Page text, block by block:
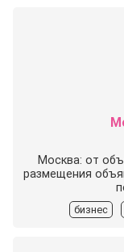
Москва: от
размещения
бизнес